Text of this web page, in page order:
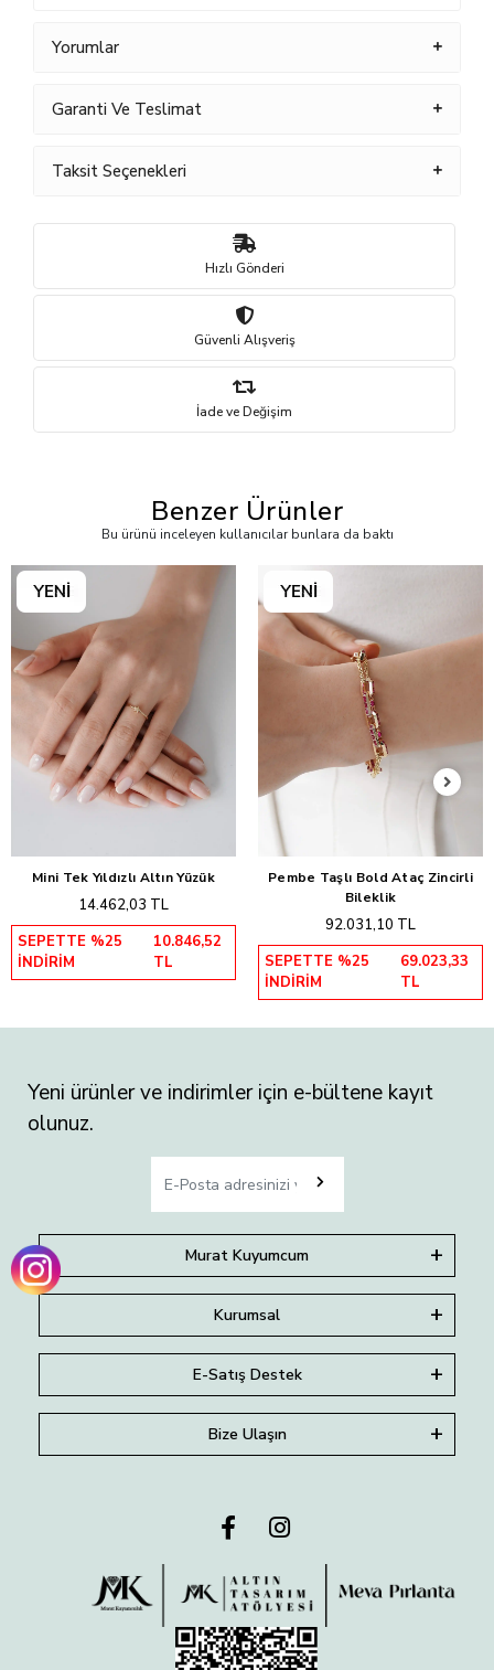
Yorumlar
Garanti Ve Teslimat
Taksit Seçenekleri
Hızlı Gönderi
Güvenli Alışveriş
İade ve Değişim
Benzer Ürünler
Bu ürünü inceleyen kullanıcılar bunlara da baktı
Sepete Ekle
Mini Tek Yıldızlı Altın Yüzük
14.462,03 TL
SEPETTE %25
İNDİRİM
10.846,52
TL
Sepete Ekle
Pembe Taşlı Bold Ataç Zincirli
Bileklik
92.031,10 TL
SEPETTE %25
İNDİRİM
69.023,33
TL
Yeni ürünler ve indirimler için e-bültene kayıt
olunuz.
Murat Kuyumcum
Kurumsal
E-Satış Destek
Bize Ulaşın